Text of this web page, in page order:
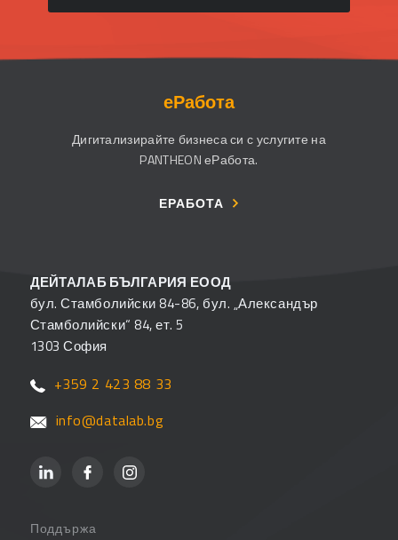
еРабота
Дигитализирайте бизнеса си с услугите на
PANTHEON еРабота.
ЕРАБОТА
ДЕЙТАЛАБ БЪЛГАРИЯ ЕООД
бул. Стамболийски 84-86, бул. „Александър
Стамболийски“ 84, ет. 5
1303 София
+359 2 423 88 33
info@datalab.bg
Поддържа